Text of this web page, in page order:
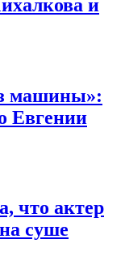
и
машины»:
Евгении
что актер
суше